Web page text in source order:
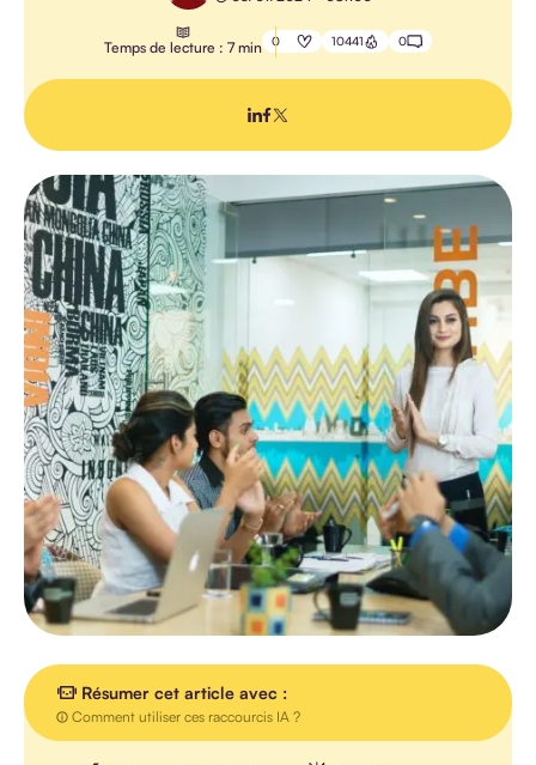
TOUS LES
ARTICLES
AGENDA
INTERVIEW
VIDEO
Temps de lecture : 7 min 0 10441 0
Résumer cet article avec :
Comment utiliser ces raccourcis IA ?